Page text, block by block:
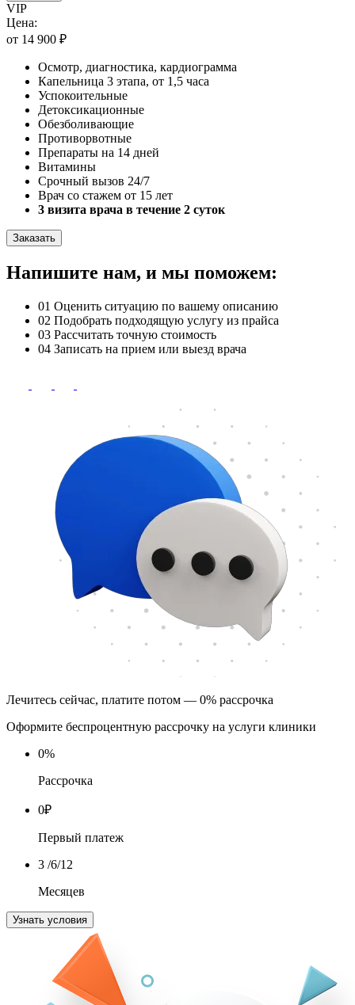
VIP
Цена:
от 14 900 ₽
Осмотр, диагностика, кардиограмма
Капельница 3 этапа, от 1,5 часа
Успокоительные
Детоксикационные
Обезболивающие
Противорвотные
Препараты на 14 дней
Витамины
Срочный вызов 24/7
Врач со стажем от 15 лет
3 визита врача в течение 2 суток
Заказать
Напишите нам, и мы поможем:
01 Оценить ситуацию по вашему описанию
02 Подобрать подходящую услугу из прайса
03 Рассчитать точную стоимость
04 Записать на прием или выезд врача
Лечитесь сейчас, платите потом — 0% рассрочка
Оформите беспроцентную рассрочку на услуги клиники
0%
Рассрочка
0₽
Первый платеж
3 /6/12
Месяцев
Узнать условия